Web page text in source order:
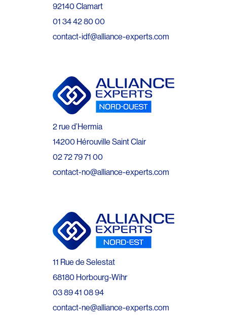
92140 Clamart
01 34 42 80 00
contact-idf@alliance-experts.com
2 rue d’Hermia
14200 Hérouville Saint Clair
02 72 79 71 00
contact-no@alliance-experts.com
11 Rue de Selestat
68180 Horbourg-Wihr
03 89 41 08 94
contact-ne@alliance-experts.com